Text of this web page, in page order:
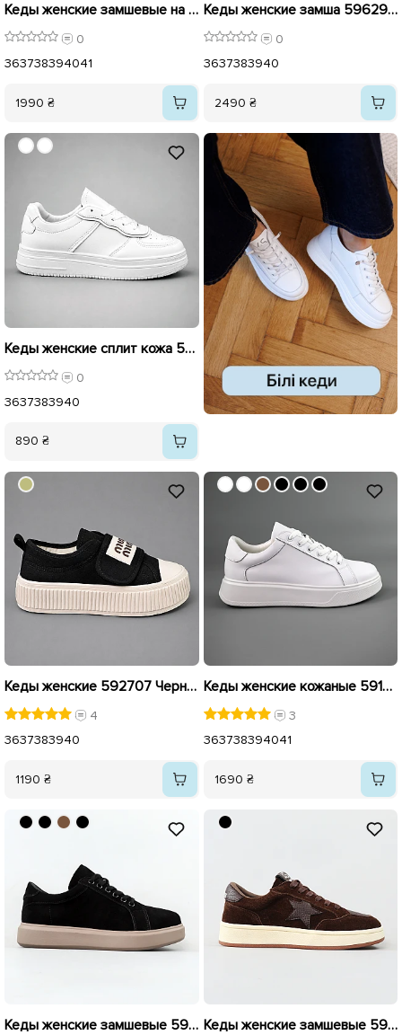
Кеды женские замшевые на байке 596051 Черные
0
363738394041
1990 ₴
Кеды женские замша 596295 Черный
0
3637383940
2490 ₴
Кеды женские сплит кожа 596536 Белые
0
3637383940
890 ₴
Кеды женские 592707 Черные
4
3637383940
1190 ₴
Кеды женские кожаные 591415 Белые
3
363738394041
1690 ₴
Кеды женские замшевые 594874 Черные Кеды женские замшевые 596164 Шоколад